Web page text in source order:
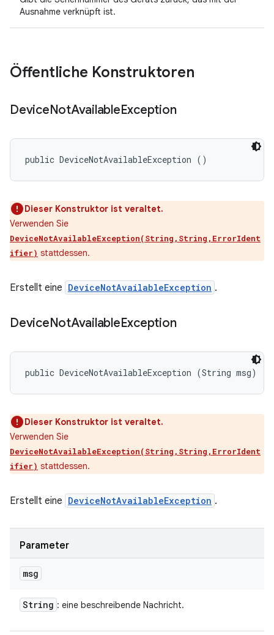
Ausnahme verknüpft ist.
Öffentliche Konstruktoren
DeviceNotAvailableException
public DeviceNotAvailableException ()
Dieser Konstruktor ist veraltet.
Verwenden Sie
DeviceNotAvailableException(String,String,ErrorIdent
ifier) stattdessen.
Erstellt eine DeviceNotAvailableException .
DeviceNotAvailableException
public DeviceNotAvailableException (String msg)
Dieser Konstruktor ist veraltet.
Verwenden Sie
DeviceNotAvailableException(String,String,ErrorIdent
ifier) stattdessen.
Erstellt eine DeviceNotAvailableException .
Parameter
msg
String : eine beschreibende Nachricht.